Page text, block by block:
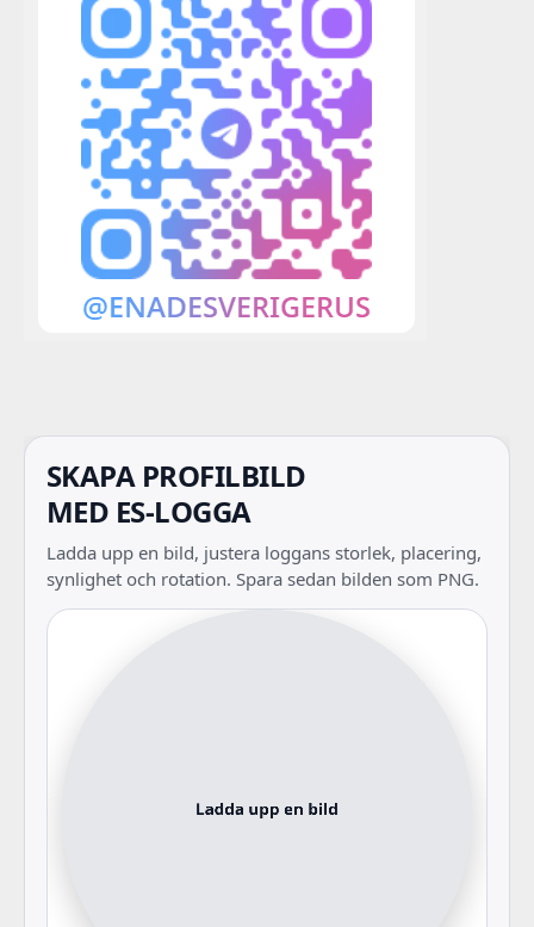
SKAPA PROFILBILD
MED ES-LOGGA
Ladda upp en bild, justera loggans storlek, placering,
synlighet och rotation. Spara sedan bilden som PNG.